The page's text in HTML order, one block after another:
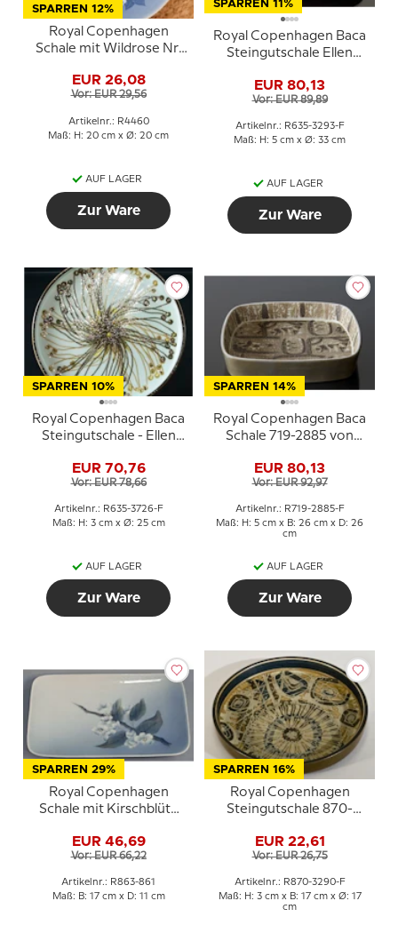
SPARREN 12%
Royal Copenhagen
Schale mit Wildrose Nr.
EUR 26,08
Vor: EUR 29,56
Artikelnr.: R4460
Maß: H: 20 cm x Ø: 20 cm
AUF LAGER
Zur Ware
SPARREN 11%
Royal Copenhagen Baca
Steingutschale Ellen
EUR 80,13
Vor: EUR 89,89
Artikelnr.: R635-3293-F
Maß: H: 5 cm x Ø: 33 cm
AUF LAGER
Zur Ware
SPARREN 10%
Royal Copenhagen Baca
Steingutschale - Ellen
EUR 70,76
Vor: EUR 78,66
Artikelnr.: R635-3726-F
Maß: H: 3 cm x Ø: 25 cm
AUF LAGER
Zur Ware
SPARREN 14%
Royal Copenhagen Baca
Schale 719-2885 von
EUR 80,13
Vor: EUR 92,97
Artikelnr.: R719-2885-F
Maß: H: 5 cm x B: 26 cm x D: 26
cm
AUF LAGER
Zur Ware
SPARREN 29%
Royal Copenhagen
Schale mit Kirschblüte
EUR 46,69
Vor: EUR 66,22
Artikelnr.: R863-861
Maß: B: 17 cm x D: 11 cm
SPARREN 16%
Royal Copenhagen
Steingutschale 870-
EUR 22,61
Vor: EUR 26,75
Artikelnr.: R870-3290-F
Maß: H: 3 cm x B: 17 cm x Ø: 17
cm